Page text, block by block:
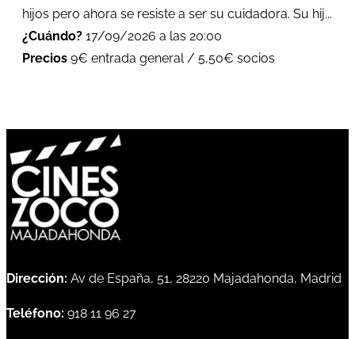
hijos pero ahora se resiste a ser su cuidadora. Su hij...
¿Cuándo? 17/09/2026 a las 20:00
Precios 9€ entrada general / 5,50€ socios
Dirección: Av de España, 51, 28220 Majadahonda, Madrid
Teléfono: 918 11 96 27